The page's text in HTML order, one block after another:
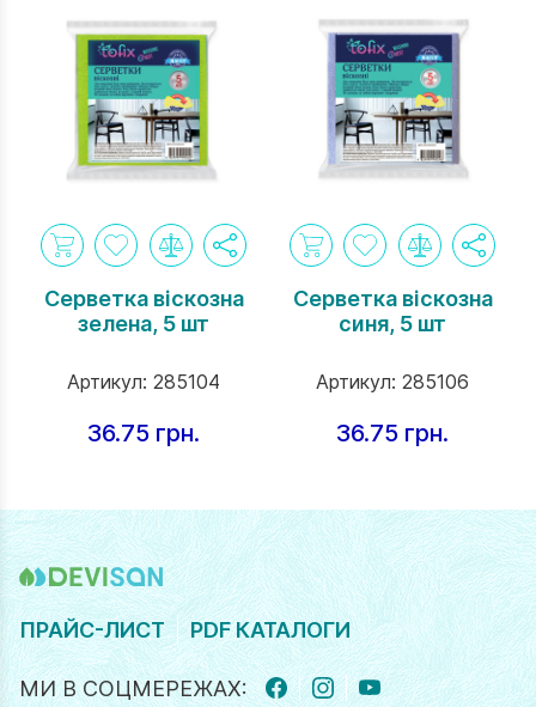
Серветка вiскозна
зелена, 5 шт
Артикул: 285104
36.75 грн.
Серветка вiскозна
синя, 5 шт
Артикул: 285106
36.75 грн.
ПРАЙС-ЛИСТ PDF КАТАЛОГИ
МИ В СОЦМЕРЕЖАХ: FACEBOOK
INSTAGRAM
YOUTUBE